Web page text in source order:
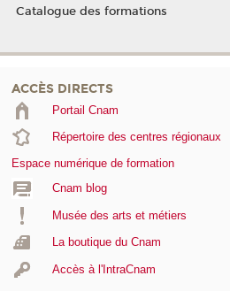
Catalogue des formations
ACCÈS DIRECTS
Portail Cnam
Répertoire des centres régionaux
Espace numérique de formation
Cnam blog
Musée des arts et métiers
La boutique du Cnam
Accès à l'IntraCnam